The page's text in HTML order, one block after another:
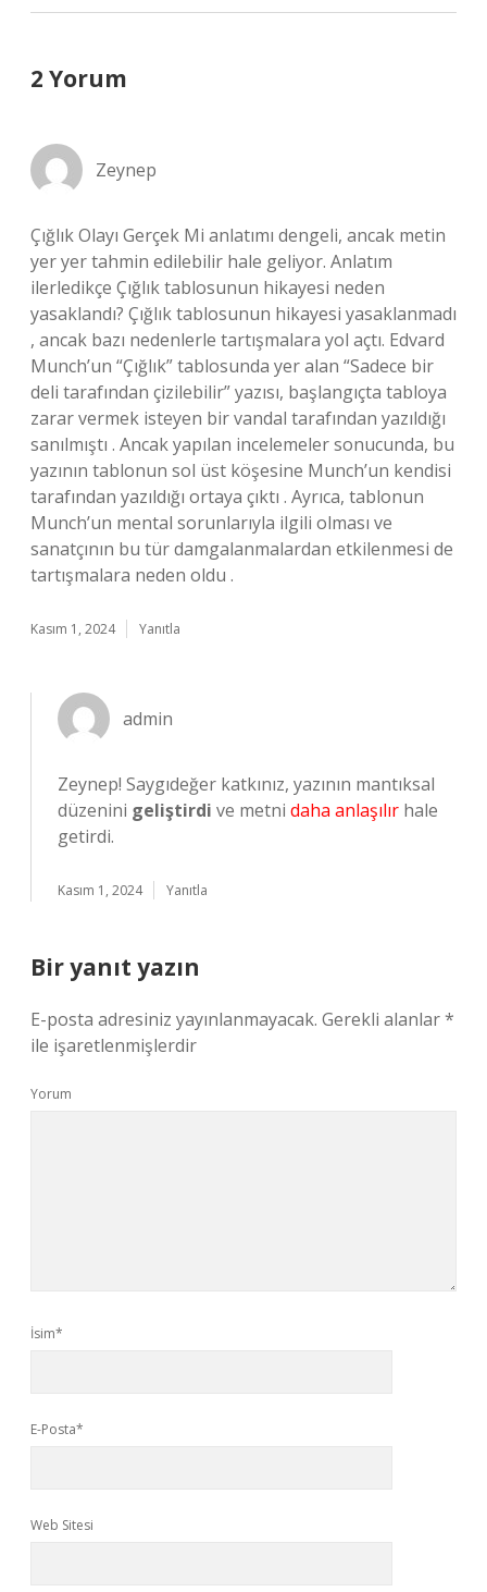
2 Yorum
Zeynep
Çığlık Olayı Gerçek Mi anlatımı dengeli, ancak metin
yer yer tahmin edilebilir hale geliyor. Anlatım
ilerledikçe Çığlık tablosunun hikayesi neden
yasaklandı? Çığlık tablosunun hikayesi yasaklanmadı
, ancak bazı nedenlerle tartışmalara yol açtı. Edvard
Munch’un “Çığlık” tablosunda yer alan “Sadece bir
deli tarafından çizilebilir” yazısı, başlangıçta tabloya
zarar vermek isteyen bir vandal tarafından yazıldığı
sanılmıştı . Ancak yapılan incelemeler sonucunda, bu
yazının tablonun sol üst köşesine Munch’un kendisi
tarafından yazıldığı ortaya çıktı . Ayrıca, tablonun
Munch’un mental sorunlarıyla ilgili olması ve
sanatçının bu tür damgalanmalardan etkilenmesi de
tartışmalara neden oldu .
Kasım 1, 2024 Yanıtla
admin
Zeynep! Saygıdeğer katkınız, yazının mantıksal
düzenini geliştirdi ve metni daha anlaşılır hale
getirdi.
Kasım 1, 2024 Yanıtla
Bir yanıt yazın
E-posta adresiniz yayınlanmayacak. Gerekli alanlar*
ile işaretlenmişlerdir
Yorum
İsim*
E-Posta*
Web Sitesi